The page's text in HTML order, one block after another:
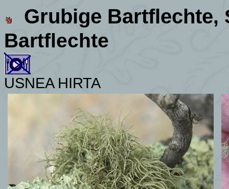
Grubige Bartflechte,
Bartflechte
USNEA HIRTA